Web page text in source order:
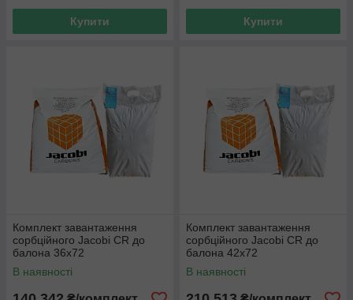
Купити Купити
Комплект завантаження
сорбційного Jacobi CR до
балона 36x72
В наявності
Комплект завантаження
сорбційного Jacobi CR до
балона 42x72
В наявності